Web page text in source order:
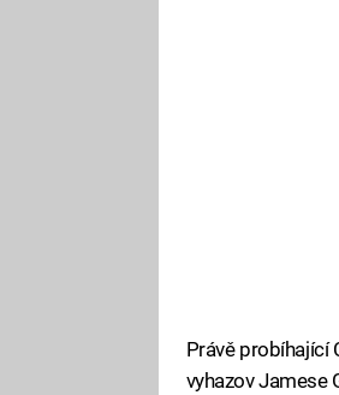
Právě probíhající
vyhazov Jamese